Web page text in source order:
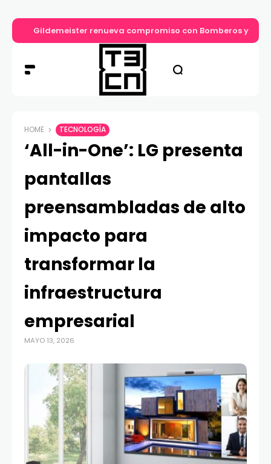
Gildemeister renueva compromiso con Bomberos y
HOME TECNOLOGÍA
‘All-in-One’: LG presenta
pantallas
preensambladas de alto
impacto para
transformar la
infraestructura
empresarial
MAYO 13, 2026